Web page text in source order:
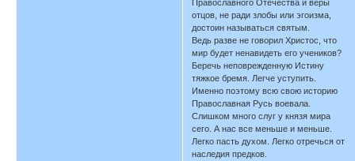
Православного Отечества и веры
отцов, не ради злобы или эгоизма,
достоин называться святым.
Ведь разве не говорил Христос, что
мир будет ненавидеть его учеников?
Беречь неповрежденную Истину
тяжкое бремя. Легче уступить.
Именно поэтому всю свою историю
Православная Русь воевала.
Слишком много слуг у князя мира
сего. А нас все меньше и меньше.
Легко пасть духом. Легко отречься от
наследия предков.